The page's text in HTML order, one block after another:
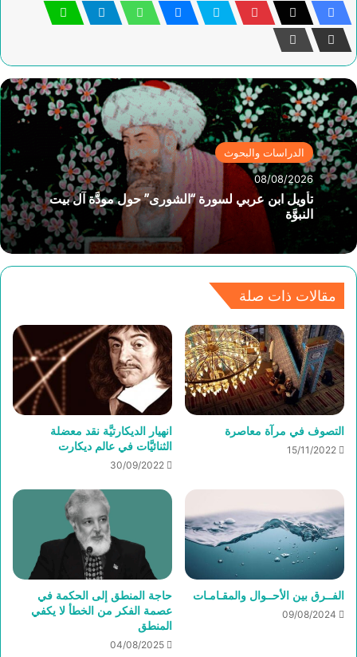
الدراسات والبحوث
08/08/2026
تأويل ابن عربي لسورة “الشورى” حول مودَّة آل بيت
النبوَّة
مقالات ذات صلة
التصوف في مرآة معاصرة
15/11/2022
انهيار الديكارتيَّة نقد معضلة
الثنائيَّات في عالم ديكارت
30/09/2022
الفــرق بين الأحــوال والمقـامـات
09/08/2024
حاجة المنطق إلى الحكمة في
عصمة الفكر من الخطأ لا يكفي
المنطق
04/08/2025